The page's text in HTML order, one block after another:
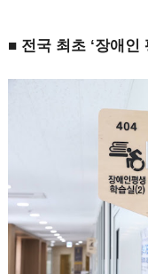
■ 전국 최초 ‘장애인